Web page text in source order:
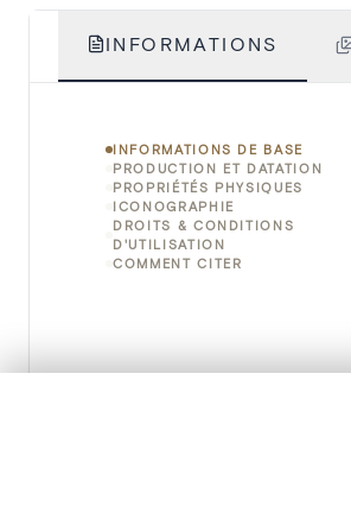
INFORMATIONS
INFORMATIONS DE BASE
PRODUCTION ET DATATION
PROPRIÉTÉS PHYSIQUES
ICONOGRAPHIE
DROITS & CONDITIONS
D'UTILISATION
COMMENT CITER